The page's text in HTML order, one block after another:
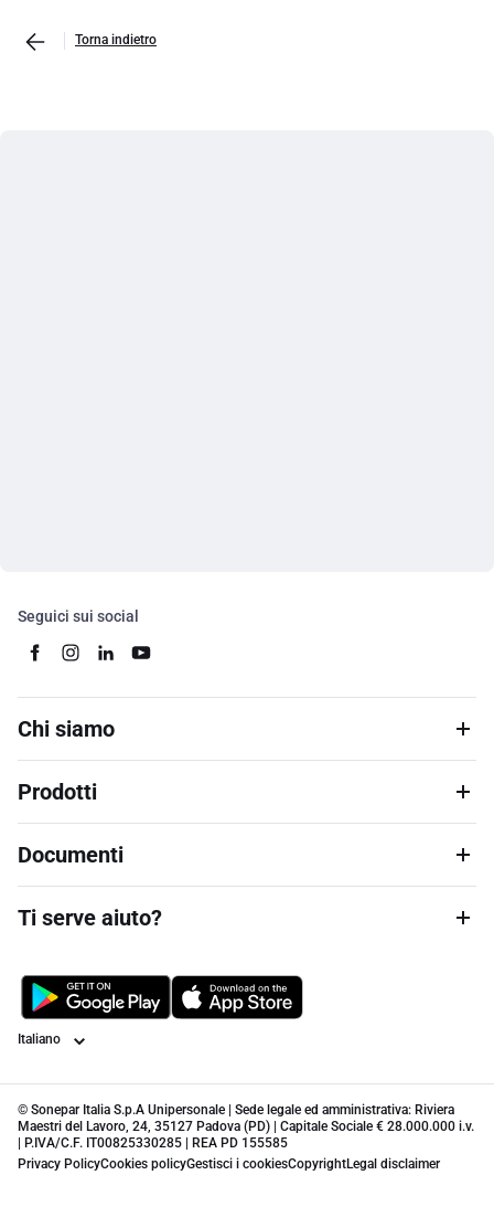
Torna indietro
Seguici sui social
Chi siamo
Prodotti
Documenti
Ti serve aiuto?
Lingua
© Sonepar Italia S.p.A Unipersonale | Sede legale ed amministrativa: Riviera
Maestri del Lavoro, 24, 35127 Padova (PD) | Capitale Sociale € 28.000.000 i.v.
| P.IVA/C.F. IT00825330285 | REA PD 155585
Privacy PolicyCookies policyGestisci i cookiesCopyrightLegal disclaimer